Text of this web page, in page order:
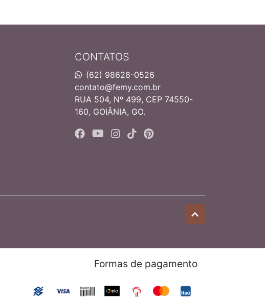
CONTATOS
(62) 98628-0526
contato@femy.com.br
RUA 504, Nº 499, CEP 74550-
160, GOIÂNIA, GO.
Formas de pagamento